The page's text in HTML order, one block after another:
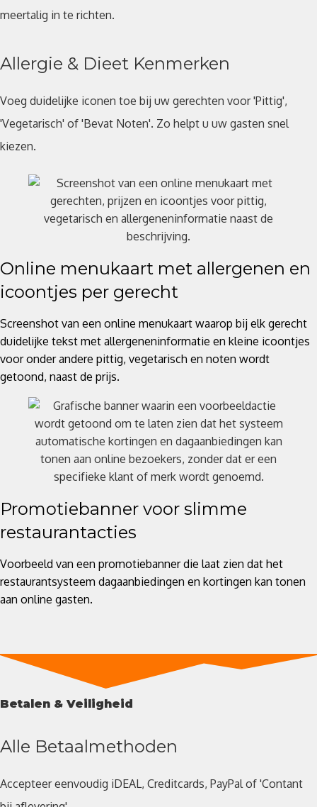
meertalig in te richten.
Allergie & Dieet Kenmerken
Voeg duidelijke iconen toe bij uw gerechten voor 'Pittig',
'Vegetarisch' of 'Bevat Noten'. Zo helpt u uw gasten snel
kiezen.
Online menukaart met allergenen en
icoontjes per gerecht
Screenshot van een online menukaart waarop bij elk gerecht
duidelijke tekst met allergeneninformatie en kleine icoontjes
voor onder andere pittig, vegetarisch en noten wordt
getoond, naast de prijs.
Promotiebanner voor slimme
restaurantacties
Voorbeeld van een promotiebanner die laat zien dat het
restaurantsysteem dagaanbiedingen en kortingen kan tonen
aan online gasten.
Betalen & Veiligheid
Alle Betaalmethoden
Accepteer eenvoudig iDEAL, Creditcards, PayPal of 'Contant